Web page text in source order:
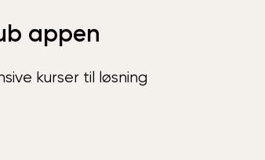
appen
kurser til løsning